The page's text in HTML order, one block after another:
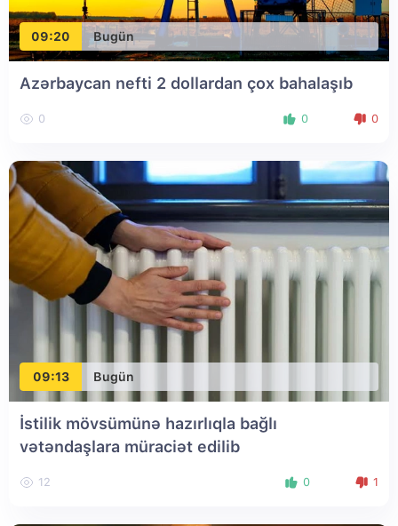
09:20 Bugün
Azərbaycan nefti 2 dollardan çox bahalaşıb
0 0 0
09:13 Bugün
İstilik mövsümünə hazırlıqla bağlı
vətəndaşlara müraciət edilib
12 0 1